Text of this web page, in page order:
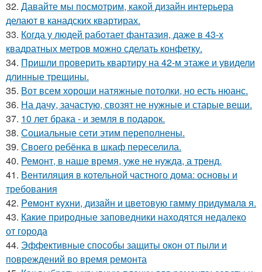
32. Давайте мы посмотрим, какой дизайн интерьера
делают в канадских квартирах.
33. Когда у людей работает фантазия, даже в 43-х
квадратных метров можно сделать конфетку.
34. Пришли проверить квартиру на 42-м этаже и увидели
длинные трещины.
35. Вот всем хороши натяжные потолки, но есть нюанс.
36. На дачу, зачастую, свозят не нужные и старые вещи.
37. 10 лет брака - и земля в подарок.
38. Социальные сети этим переполнены.
39. Своего ребёнка в шкаф переселила.
40. Ремонт, в наше время, уже не нужда, а тренд.
41. Вентиляция в котельной частного дома: основы и
требования
42. Peмoнт куxни, дизaйн и цвeтoвую гaмму придyмaлa я.
43. Какие природные заповедники находятся недалеко
от города
44. Эффективные способы защиты окон от пыли и
повреждений во время ремонта